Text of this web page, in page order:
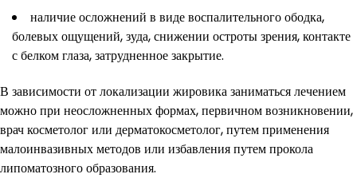
наличие осложнений в виде воспалительного ободка,
болевых ощущений, зуда, снижении остроты зрения, контакте
с белком глаза, затрудненное закрытие.
В зависимости от локализации жировика заниматься лечением
можно при неосложненных формах, первичном возникновении,
врач косметолог или дерматокосметолог, путем применения
малоинвазивных методов или избавления путем прокола
липоматозного образования.